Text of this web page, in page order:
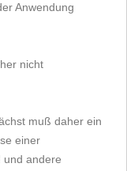
Anwendung
nicht
muß daher ein
einer
und andere